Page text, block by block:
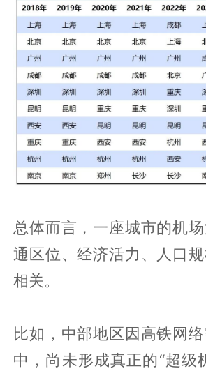
总体而言，一座城市的机
通区位、经济活力、人口
相关。
比如，中部地区因高铁网
中，尚未形成真正的“超级